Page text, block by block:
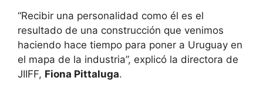
“Recibir una personalidad como él es el
resultado de una construcción que venimos
haciendo hace tiempo para poner a Uruguay en
el mapa de la industria”, explicó la directora de
JIIFF, Fiona Pittaluga.